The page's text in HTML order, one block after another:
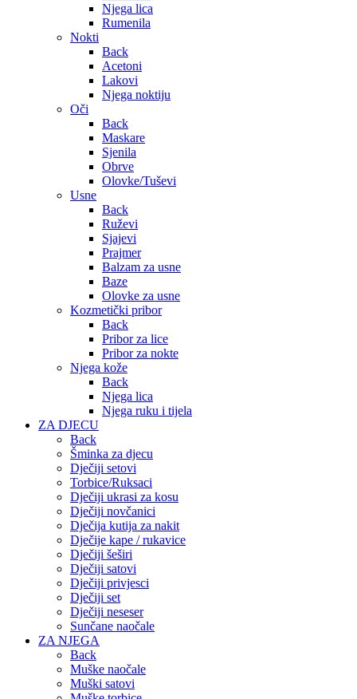
Njega lica
Rumenila
Nokti
Back
Acetoni
Lakovi
Njega noktiju
Oči
Back
Maskare
Sjenila
Obrve
Olovke/Tuševi
Usne
Back
Ruževi
Sjajevi
Prajmer
Balzam za usne
Baze
Olovke za usne
Kozmetički pribor
Back
Pribor za lice
Pribor za nokte
Njega kože
Back
Njega lica
Njega ruku i tijela
ZA DJECU
Back
Šminka za djecu
Dječiji setovi
Torbice/Ruksaci
Dječiji ukrasi za kosu
Dječiji novčanici
Dječija kutija za nakit
Dječije kape / rukavice
Dječiji šeširi
Dječiji satovi
Dječiji privjesci
Dječiji set
Dječiji neseser
Sunčane naočale
ZA NJEGA
Back
Muške naočale
Muški satovi